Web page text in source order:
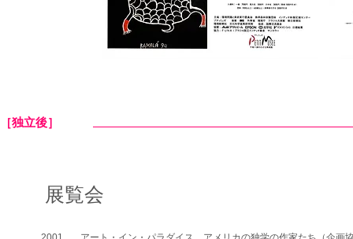
［独立後］
展覧会